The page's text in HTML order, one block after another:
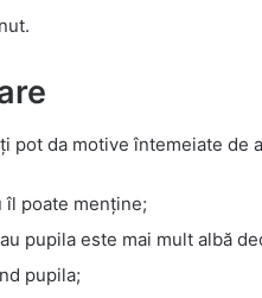
pot da motive întemeiate de
îl poate menține;
pupila este mai mult albă
pupila;